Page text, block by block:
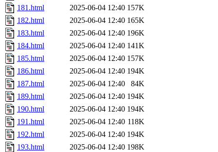
181.html
2025-06-04 12:40 157K
182.html
2025-06-04 12:40 165K
183.html
2025-06-04 12:40 196K
184.html
2025-06-04 12:40 141K
185.html
2025-06-04 12:40 157K
186.html
2025-06-04 12:40 194K
187.html
2025-06-04 12:40
84K
189.html
2025-06-04 12:40 194K
190.html
2025-06-04 12:40 194K
191.html
2025-06-04 12:40 118K
192.html
2025-06-04 12:40 194K
193.html
2025-06-04 12:40 198K